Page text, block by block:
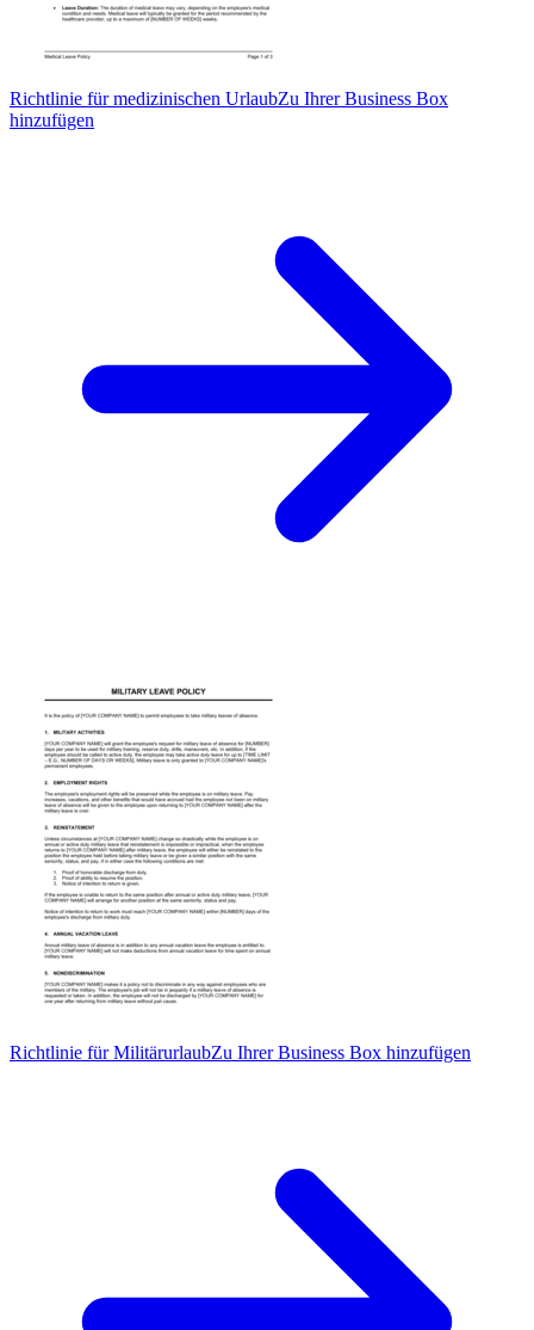
Richtlinie für medizinischen UrlaubZu Ihrer Business Box
hinzufügen
Richtlinie für MilitärurlaubZu Ihrer Business Box hinzufügen